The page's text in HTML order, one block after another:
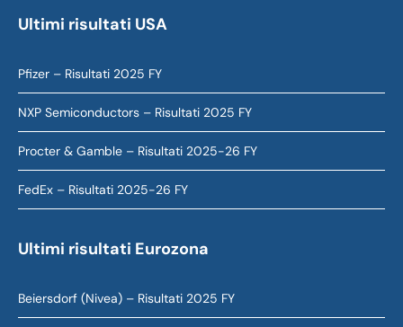
Ultimi risultati USA
Pfizer – Risultati 2025 FY
NXP Semiconductors – Risultati 2025 FY
Procter & Gamble – Risultati 2025-26 FY
FedEx – Risultati 2025-26 FY
Ultimi risultati Eurozona
Beiersdorf (Nivea) – Risultati 2025 FY